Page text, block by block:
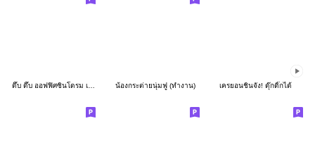
ดึ๊บ ดึ๊บ ออฟฟิศซินโดรม เก้า น้องกระต่ายนุ่มฟู (ทำงาน) เครยอนชินจัง! ดุ๊กดิ๊กได้